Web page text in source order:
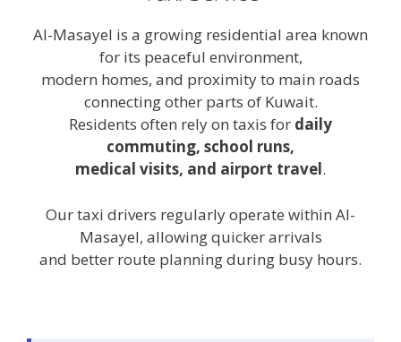
Al-Masayel is a growing residential area known
for its peaceful environment,
modern homes, and proximity to main roads
connecting other parts of Kuwait.
Residents often rely on taxis for daily
commuting, school runs,
medical visits, and airport travel.
Our taxi drivers regularly operate within Al-
Masayel, allowing quicker arrivals
and better route planning during busy hours.